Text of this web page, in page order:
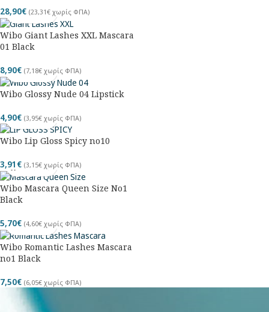
28,90€ (23,31€ χωρίς ΦΠΑ)
Wibo Giant Lashes XXL Mascara
01 Black
8,90€ (7,18€ χωρίς ΦΠΑ)
Wibo Glossy Nude 04 Lipstick
4,90€ (3,95€ χωρίς ΦΠΑ)
Wibo Lip Gloss Spicy no10
3,91 € (3,15€ χωρίς ΦΠΑ)
Wibo Mascara Queen Size Νο1
Black
5,70€ (4,60€ χωρίς ΦΠΑ)
Wibo Romantic Lashes Mascara
no1 Black
7,50€ (6,05€ χωρίς ΦΠΑ)